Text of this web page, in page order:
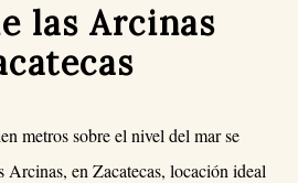
las Arcinas
metros sobre el nivel del mar se
Arcinas, en Zacatecas, locación ideal